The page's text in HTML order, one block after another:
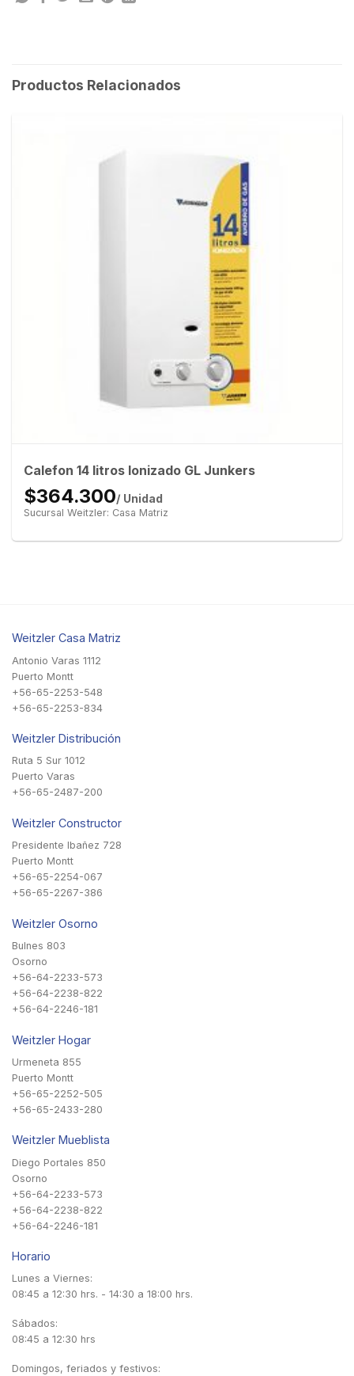
Productos Relacionados
Calefon 14 litros Ionizado GL Junkers
$364.300/ Unidad
Sucursal Weitzler: Casa Matriz
Weitzler Casa Matriz
Antonio Varas 1112
Puerto Montt
+56-65-2253-548
+56-65-2253-834
Weitzler Distribución
Ruta 5 Sur 1012
Puerto Varas
+56-65-2487-200
Weitzler Constructor
Presidente Ibañez 728
Puerto Montt
+56-65-2254-067
+56-65-2267-386
Weitzler Osorno
Bulnes 803
Osorno
+56-64-2233-573
+56-64-2238-822
+56-64-2246-181
Weitzler Hogar
Urmeneta 855
Puerto Montt
+56-65-2252-505
+56-65-2433-280
Weitzler Mueblista
Diego Portales 850
Osorno
+56-64-2233-573
+56-64-2238-822
+56-64-2246-181
Horario
Lunes a Viernes:
08:45 a 12:30 hrs. - 14:30 a 18:00 hrs.
Sábados:
08:45 a 12:30 hrs
Domingos, feriados y festivos: